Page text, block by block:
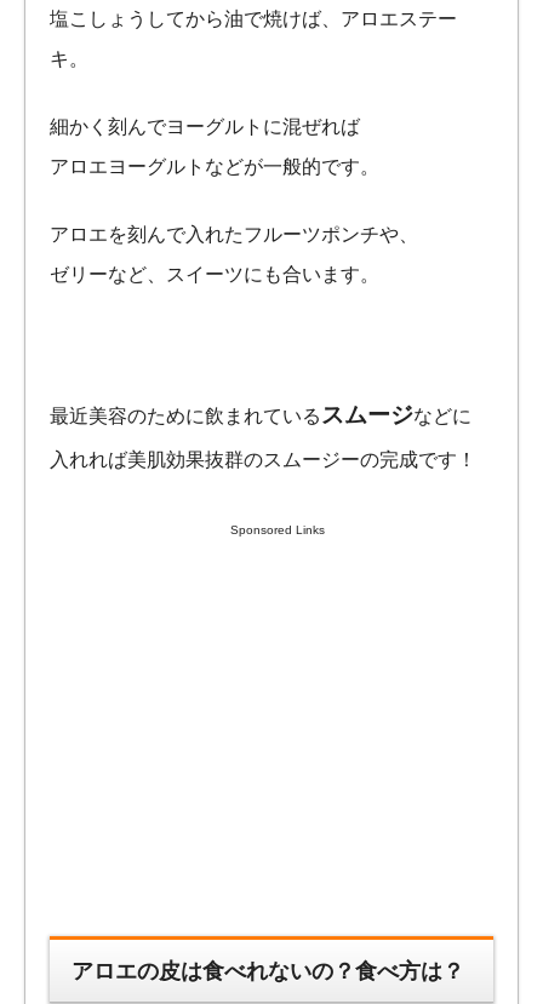
塩こしょうしてから油で焼けば、アロエステー
キ。
細かく刻んでヨーグルトに混ぜれば
アロエヨーグルトなどが一般的です。
アロエを刻んで入れたフルーツポンチや、
ゼリーなど、スイーツにも合います。
最近美容のために飲まれている スムージなどに
入れれば美肌効果抜群のスムージーの完成です！
Sponsored Links
アロエの皮は食べれないの？食べ方は？